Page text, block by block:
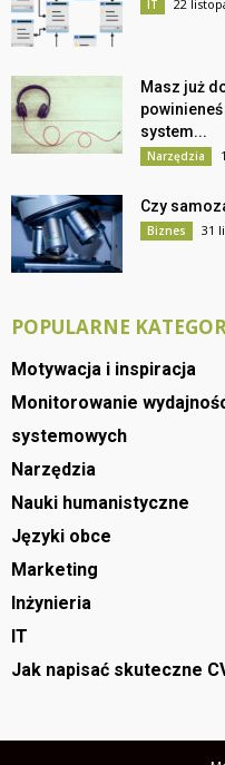
IT 22
Masz już
system...
Narzędzia
Czy
Biznes 31
POPULARNE
Motywacja i inspiracja
Monitorowanie
systemowych
Narzędzia
Nauki humanistyczne
Języki obce
Marketing
Inżynieria
IT
Jak napisać skuteczne